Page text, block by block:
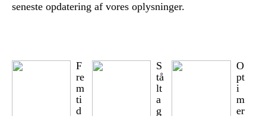
seneste opdatering af vores oplysninger.
F
re
m
ti
d
S
tå
lt
a
g
O
pt
i
m
er